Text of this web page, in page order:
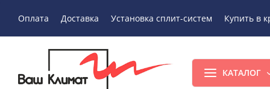
Оплата Доставка Установка сплит-систем Купить в
КАТАЛОГ